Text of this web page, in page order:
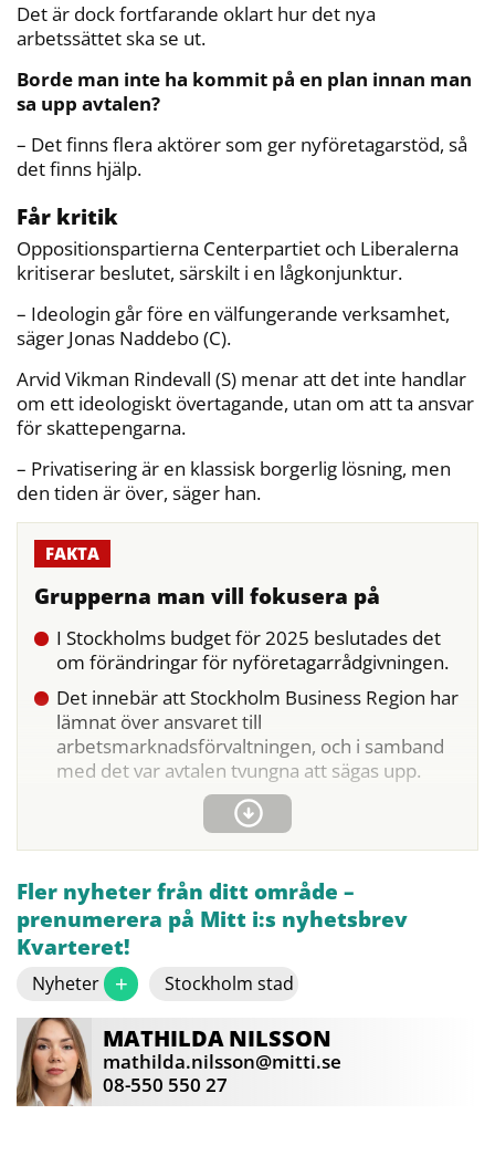
Det är dock fortfarande oklart hur det nya
arbetssättet ska se ut.
Borde man inte ha kommit på en plan innan man
sa upp avtalen?
– Det finns flera aktörer som ger nyföretagarstöd, så
det finns hjälp.
Får kritik
Oppositionspartierna Centerpartiet och Liberalerna
kritiserar beslutet, särskilt i en lågkonjunktur.
– Ideologin går före en välfungerande verksamhet,
säger Jonas Naddebo (C).
Arvid Vikman Rindevall (S) menar att det inte handlar
om ett ideologiskt övertagande, utan om att ta ansvar
för skattepengarna.
– Privatisering är en klassisk borgerlig lösning, men
den tiden är över, säger han.
Grupperna man vill fokusera på
I Stockholms budget för 2025 beslutades det
om förändringar för nyföretagarrådgivningen.
Det innebär att Stockholm Business Region har
lämnat över ansvaret till
arbetsmarknadsförvaltningen, och i samband
med det var avtalen tvungna att sägas upp.
Fler nyheter från ditt område –
prenumerera på Mitt i:s nyhetsbrev
Kvarteret!
Nyheter + Stockholm stad
MATHILDANILSSON
mathilda.nilsson@mitti.se
08-550 550 27